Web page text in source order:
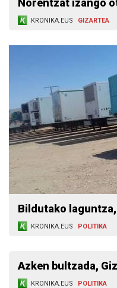
Norentzat izango
KRONIKA.EUS GIZARTEA
Bildutako
KRONIKA.EUS POLITIKA
Azken bultzada,
KRONIKA.EUS POLITIKA